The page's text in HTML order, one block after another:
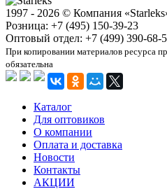
1997 - 2026 © Компания
Розница: +7 (495) 150-39-23
Оптовый отдел: +7 (499) 390-68-
При копировании материалов ресурса
обязательна
Каталог
Для оптовиков
О компании
Оплата и доставка
Новости
Контакты
АКЦИИ